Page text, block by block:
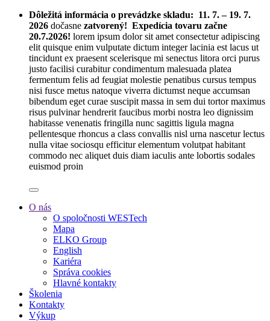
Dôležitá informácia o prevádzke skladu: 11. 7. – 19. 7.
2026 dočasne zatvorený! Expedícia tovaru začne
20.7.2026! lorem ipsum dolor sit amet consectetur adipiscing
elit quisque enim vulputate dictum integer lacinia est lacus ut
tincidunt ex praesent scelerisque mi senectus litora orci purus
justo facilisi curabitur condimentum malesuada platea
fermentum felis ad feugiat molestie penatibus cursus tempus
nisi fusce metus natoque viverra dictumst neque accumsan
bibendum eget curae suscipit massa in sem dui tortor maximus
risus pulvinar hendrerit faucibus morbi nostra leo dignissim
habitasse venenatis fringilla nunc sagittis ligula magna
pellentesque rhoncus a class convallis nisl urna nascetur lectus
nulla vitae sociosqu efficitur elementum volutpat habitant
commodo nec aliquet duis diam iaculis ante lobortis sodales
euismod proin
O nás
O spoločnosti WESTech
Mapa
ELKO Group
English
Kariéra
Správa cookies
Hlavné kontakty
Školenia
Kontakty
Výkup